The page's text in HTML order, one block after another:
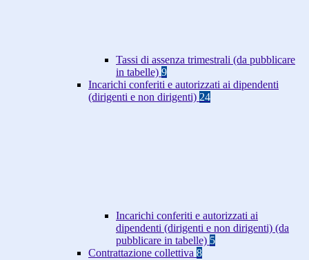
Tassi di assenza trimestrali (da pubblicare
in tabelle) 9
Incarichi conferiti e autorizzati ai dipendenti
(dirigenti e non dirigenti) 24
Incarichi conferiti e autorizzati ai
dipendenti (dirigenti e non dirigenti) (da
pubblicare in tabelle) 5
Contrattazione collettiva 8